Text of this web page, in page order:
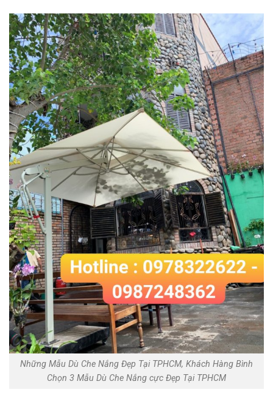
Những Mẫu Dù Che Nắng Đẹp Tại TPHCM, Khách Hàng Bình
Chọn 3 Mẫu Dù Che Nắng cực Đẹp Tại TPHCM